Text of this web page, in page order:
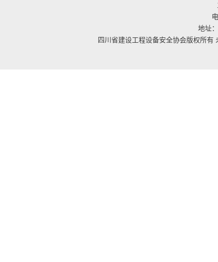
地址
四川省建设工程设备安全协会版权所